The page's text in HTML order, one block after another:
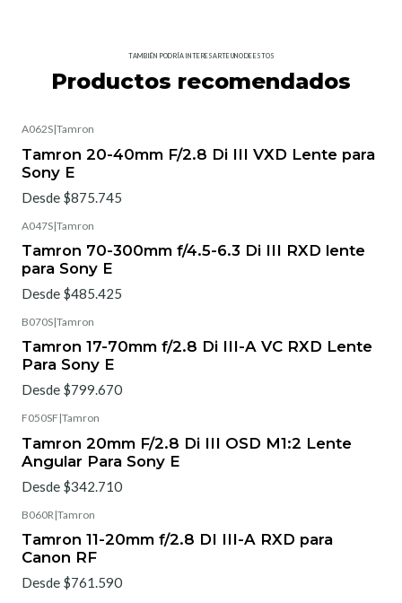
TAMBIÉN PODRÍA INTERESARTE UNO DE ESTOS
Productos recomendados
A062S|Tamron
Tamron 20-40mm F/2.8 Di III VXD Lente para
Sony E
Desde $875.745
A047S|Tamron
Tamron 70-300mm f/4.5-6.3 Di III RXD lente
para Sony E
Desde $485.425
B070S|Tamron
Tamron 17-70mm f/2.8 Di III-A VC RXD Lente
Para Sony E
Desde $799.670
F050SF |Tamron
Tamron 20mm F/2.8 Di III OSD M1:2 Lente
Angular Para Sony E
Desde $342.710
B060R |Tamron
Tamron 11-20mm f/2.8 DI III-A RXD para
Canon RF
Desde $761.590